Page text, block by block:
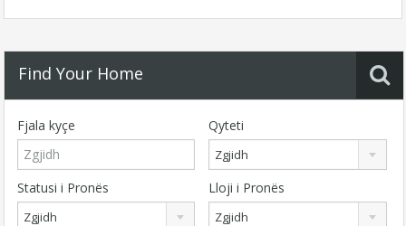
Find Your Home
Fjala kyçe Qyteti
Zgjidh
Statusi i Pronës
Zgjidh
Lloji i Pronës
Zgjidh